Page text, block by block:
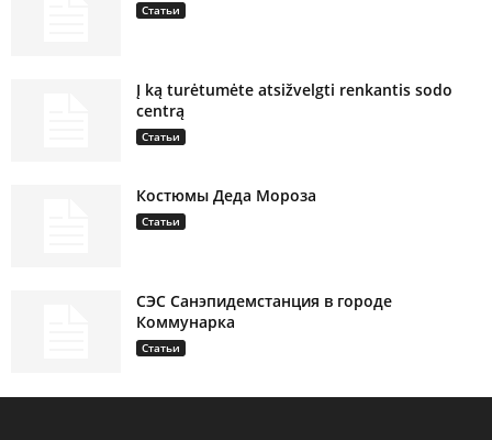
Статьи
Į ką turėtumėte atsižvelgti renkantis sodo
centrą
Статьи
Костюмы Деда Мороза
Статьи
СЭС Санэпидемстанция в городе
Коммунарка
Статьи